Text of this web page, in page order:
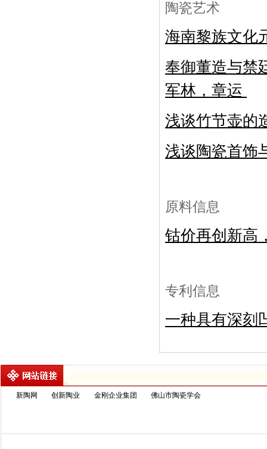
陶瓷艺术
海南黎族文化
奉御董造与禁
军林，章运
浅谈竹节壶的
浅谈陶瓷首饰
原料信息
钴价再创新高
专利信息
一种具有深刻
新陶网 创新陶业 金刚企业集团 佛山市陶瓷学会